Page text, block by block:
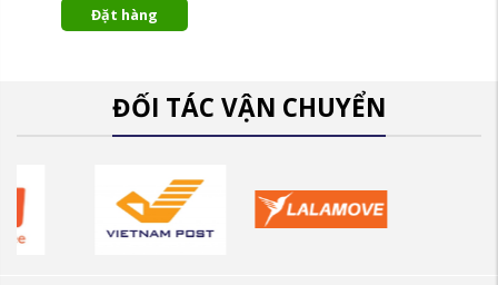
Đặt hàng
ĐỐI TÁC VẬN CHUYỂN